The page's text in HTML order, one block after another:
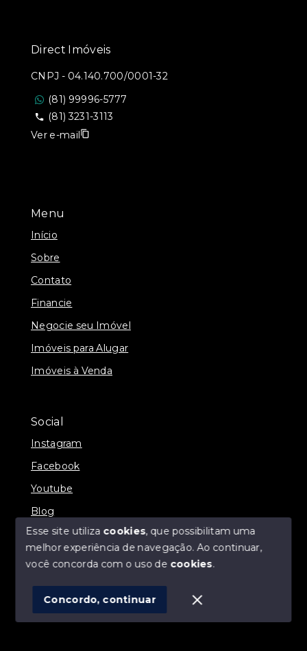
Menu
Início
Sobre
Contato
Financie
Negocie seu Imóvel
Imóveis para Alugar
Imóveis à Venda
Social
Instagram
Facebook
Youtube
Blog
© Copyright 2026 - Direct Imóveis - Todos os direitos
SITE PARA IMOBILIARIA
Direct Imóveis
CNPJ - 04.140.700/0001-32
(81) 99996-5777
(81) 3231-3113
Ver e-mail
Esse site utiliza cookies, que possibilitam uma
melhor experiência de navegação.Ao continuar,
você concorda com o uso de cookies.
Concordo, continuar